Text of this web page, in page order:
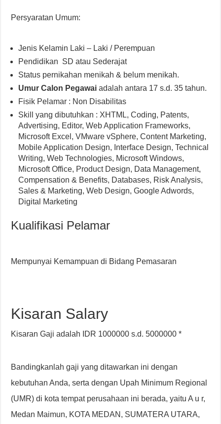
Persyaratan Umum:
Jenis Kelamin Laki – Laki / Perempuan
Pendidikan SD atau Sederajat
Status pernikahan menikah & belum menikah.
Umur Calon Pegawaiadalah antara 17 s.d. 35 tahun.
Fisik Pelamar : Non Disabilitas
Skill yang dibutuhkan : XHTML, Coding, Patents,
Advertising, Editor, Web Application Frameworks,
Microsoft Excel, VMware vSphere, Content Marketing,
Mobile Application Design, Interface Design, Technical
Writing, Web Technologies, Microsoft Windows,
Microsoft Office, Product Design, Data Management,
Compensation & Benefits, Databases, Risk Analysis,
Sales & Marketing, Web Design, Google Adwords,
Digital Marketing
Kualifikasi Pelamar
Mempunyai Kemampuan di Bidang Pemasaran
Kisaran Salary
Kisaran Gaji adalah IDR 1000000 s.d. 5000000 *
Bandingkanlah gaji yang ditawarkan ini dengan
kebutuhan Anda, serta dengan Upah Minimum Regional
(UMR) di kota tempat perusahaan ini berada, yaitu A u r,
Medan Maimun, KOTA MEDAN, SUMATERA UTARA,